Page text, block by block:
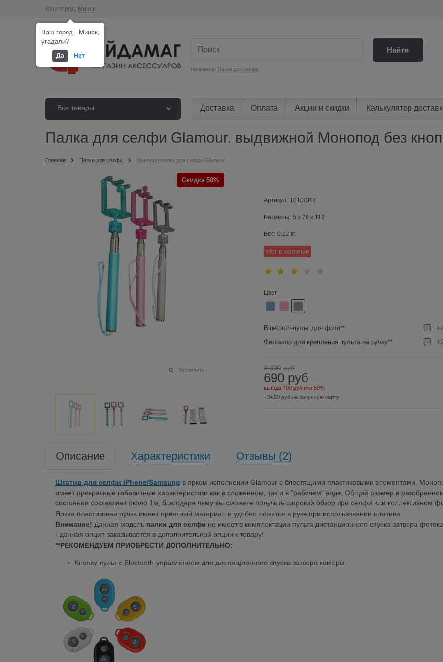
Ваш город: Минск
Например: Палка для селфи
Найти
Все товары Доставка Оплата Акции и скидки Калькулятор
Палка для селфи Glamour. выдвижной Монопод без
Главная Палки для селфи Монопод-палка для селфи Glamour
Скидка 50%
Увеличить
Артикул: 1010GRY
Размеры: 5 x 76 x 112
Вес: 0,22 кг.
Нет в наличии
Цвет
Bluetooth-пульт для фото**
Фиксатор для крепления пульта на ручку**
1 390 руб
690 руб
выгода 700 рубили 50%
+34,50 руб на бонусную карту
Описание Характеристики Отзывы (2)
Штатив для селфи iPhone/Samsung в ярком исполнении Glamour с блестящими пластиковыми элементами.
имеет прекрасные габаритные характеристики как в сложенном, так и в "рабочем" виде. Общий размер в
состоянии составляет около 1м, благодаря чему вы сможете получить широкий обзор при селфи или коллективном
Яркая пластиковая ручка имеет приятный материал и удобно ложится в руке при использовании штатива.
Внимание! Данная модель палки для селфи не имеет в комплектации пульта дистанционного спуска затвора
- данная опция заказывается в дополнительной опции к товару!
**РЕКОМЕНДУЕМ ПРИОБРЕСТИ ДОПОЛНИТЕЛЬНО:
Кнопку-пульт с Bluetooth-управлением для дистанционного спуска затвора камеры:
Ваш город - Минск,
угадали?
Да Нет